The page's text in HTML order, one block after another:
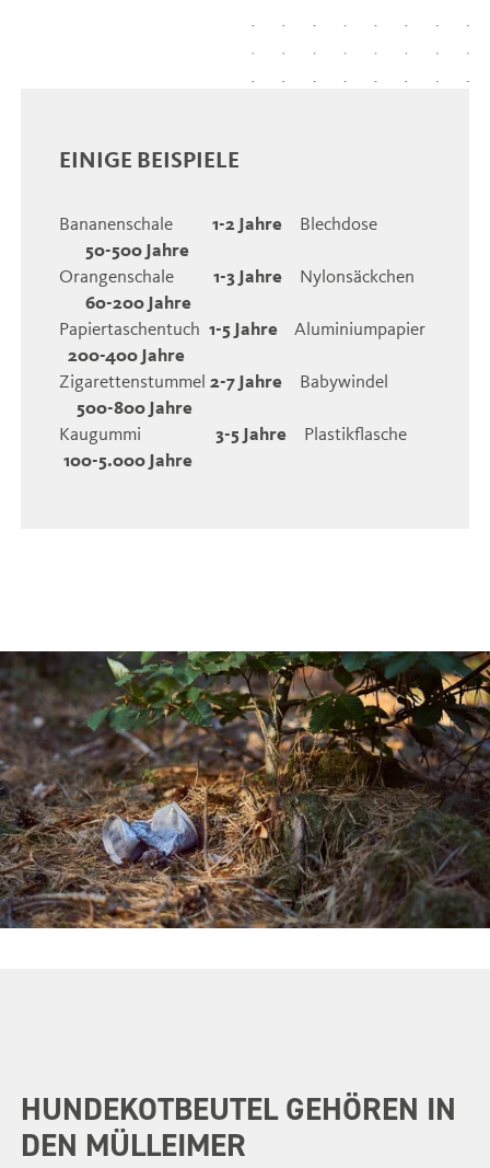
EINIGE BEISPIELE
Bananenschale 1-2 JahreBlechdose
50-500 Jahre
Orangenschale 1-3 JahreNylonsäckchen
60-200 Jahre
Papiertaschentuch 1-5 Jahre
Aluminiumpapier
200-400 Jahre
Zigarettenstummel 2-7 JahreBabywindel
500-800 Jahre
Kaugummi 3-5 JahrePlastikflasche
100-5.000 Jahre
HUNDEKOTBEUTEL GEHÖREN IN
DEN MÜLLEIMER